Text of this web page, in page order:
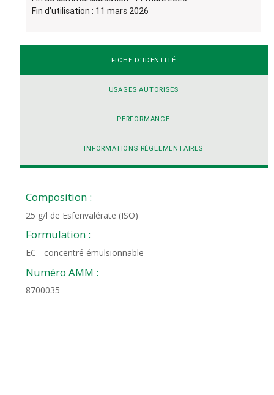
Fin d’utilisation : 11 mars 2026
FICHE D'IDENTITÉ
USAGES AUTORISÉS
PERFORMANCE
INFORMATIONS RÉGLEMENTAIRES
Composition :
25 g/l de Esfenvalérate (ISO)
Formulation :
EC - concentré émulsionnable
Numéro AMM :
8700035